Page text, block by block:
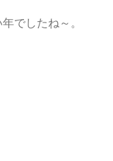
でしたね～。